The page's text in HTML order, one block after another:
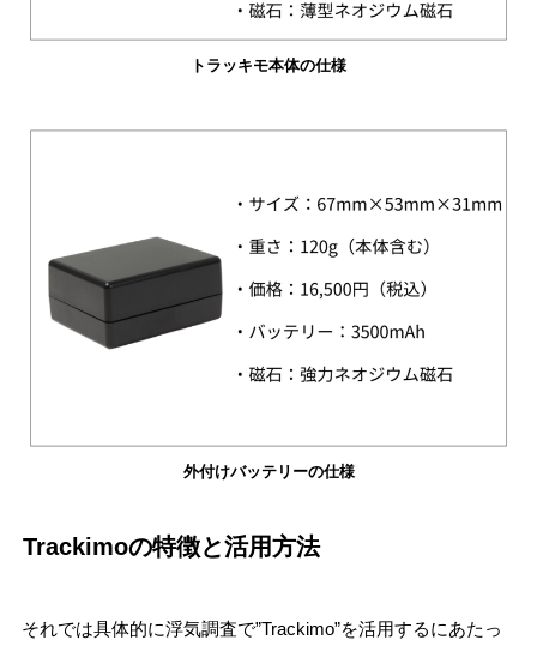
トラッキモ本体の仕様
外付けバッテリーの仕様
Trackimoの特徴と活用方法
それでは具体的に浮気調査で”Trackimo”を活用するにあたっ